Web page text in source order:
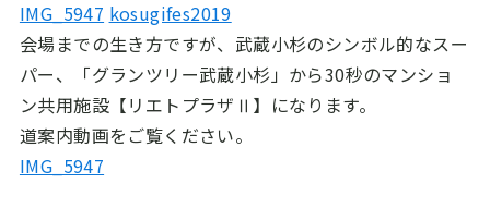
IMG_5947 kosugifes2019
会場までの生き方ですが、武蔵小杉のシンボル的なスー
パー、「グランツリー武蔵小杉」から30秒のマンショ
ン共用施設【リエトプラザⅡ】になります。
道案内動画をご覧ください。
IMG_5947